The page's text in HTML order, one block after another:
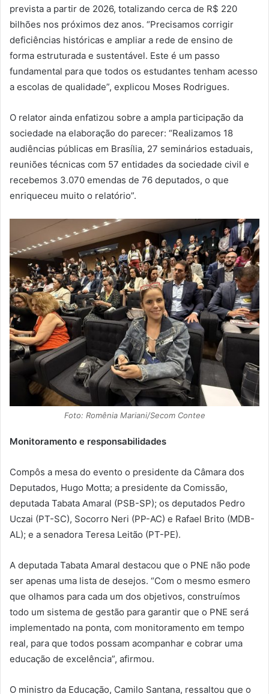
prevista a partir de 2026, totalizando cerca de R$ 220
bilhões nos próximos dez anos. “Precisamos corrigir
deficiências históricas e ampliar a rede de ensino de
forma estruturada e sustentável. Este é um passo
fundamental para que todos os estudantes tenham acesso
a escolas de qualidade”, explicou Moses Rodrigues.
O relator ainda enfatizou sobre a ampla participação da
sociedade na elaboração do parecer: “Realizamos 18
audiências públicas em Brasília, 27 seminários estaduais,
reuniões técnicas com 57 entidades da sociedade civil e
recebemos 3.070 emendas de 76 deputados, o que
enriqueceu muito o relatório”.
Foto: Romênia Mariani/Secom Contee
Monitoramento e responsabilidades
Compôs a mesa do evento o presidente da Câmara dos
Deputados, Hugo Motta; a presidente da Comissão,
deputada Tabata Amaral (PSB-SP); os deputados Pedro
Uczai (PT-SC), Socorro Neri (PP-AC) e Rafael Brito (MDB-
AL); e a senadora Teresa Leitão (PT-PE).
A deputada Tabata Amaral destacou que o PNE não pode
ser apenas uma lista de desejos. “Com o mesmo esmero
que olhamos para cada um dos objetivos, construímos
todo um sistema de gestão para garantir que o PNE será
implementado na ponta, com monitoramento em tempo
real, para que todos possam acompanhar e cobrar uma
educação de excelência”, afirmou.
O ministro da Educação, Camilo Santana, ressaltou que o